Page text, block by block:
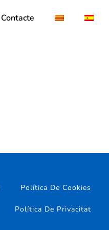
Contacte
Política De Cookies
Política De Privacitat